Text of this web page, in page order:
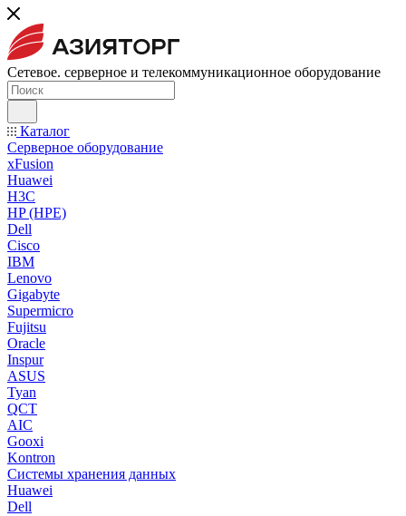
Сетевое. серверное и телекоммуникационное оборудование
Каталог
Серверное оборудование
xFusion
Huawei
H3C
HP (HPE)
Dell
Cisco
IBM
Lenovo
Gigabyte
Supermicro
Fujitsu
Oracle
Inspur
ASUS
Tyan
QCT
AIC
Gooxi
Kontron
Системы хранения данных
Huawei
Dell